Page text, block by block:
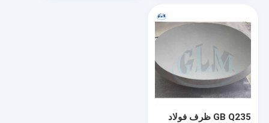
سر بشقاب بیضوی
سر ظرف از فولاد ضد زنگ
سر ظرف فشار
GB Q235 ظرف فولاد